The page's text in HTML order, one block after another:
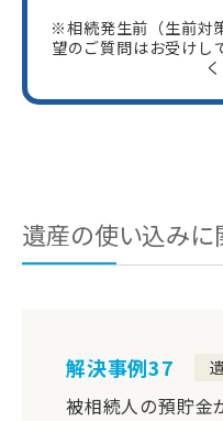
※相続発生前（生前対
望のご質問はお受けし
遺産の使い込み
解決事例37
被相続人の預貯金